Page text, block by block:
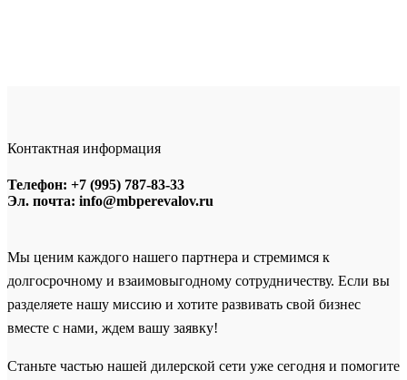
Контактная информация
Телефон: +7 (995) 787-83-33
Эл. почта: info@mbperevalov.ru
Мы ценим каждого нашего партнера и стремимся к
долгосрочному и взаимовыгодному сотрудничеству. Если вы
разделяете нашу миссию и хотите развивать свой бизнес
вместе с нами, ждем вашу заявку!
Станьте частью нашей дилерской сети уже сегодня и помогите